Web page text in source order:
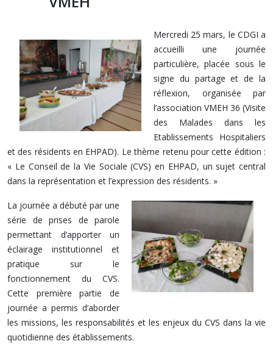
Mercredi 25 mars, le CDGI a
accueilli une journée
particulière, placée sous le
signe du partage et de la
réflexion, organisée par
l’association VMEH 36 (Visite
des Malades dans les
Etablissements Hospitaliers
et des résidents en EHPAD). Le thème retenu pour cette édition :
« Le Conseil de la Vie Sociale (CVS) en EHPAD, un sujet central
dans la représentation et l’expression des résidents. »
La journée a débuté par une
série de prises de parole
permettant d’apporter un
éclairage institutionnel et
pratique sur le
fonctionnement du CVS.
Cette première partie de
journée a permis d’aborder
les missions, les responsabilités et les enjeux du CVS dans la vie
quotidienne des établissements.